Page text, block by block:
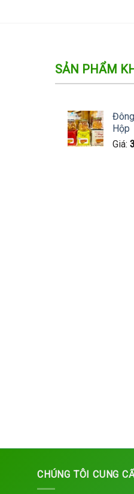
SẢN PHẨM
Hộp
Giá:
CHÚNG TÔI CUNG